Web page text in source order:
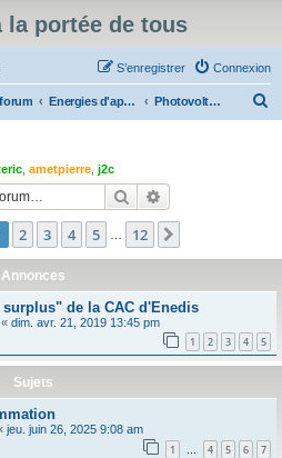
la portée de tous
Connexion
S’enregistrer
Energies d'appoint au solaire thermique, travaux d'isolation Photovoltaïque
c
ametpierre j2c
Rechercher
1sur12
2 3 4 5 12
Annonces
de la CAC d'Enedis
« dim. avr. 21, 2019 13:45 pm
1 2 3 4 5
Sujets
jeu. juin 26, 2025 9:08 am
1 … 4 5 6 7